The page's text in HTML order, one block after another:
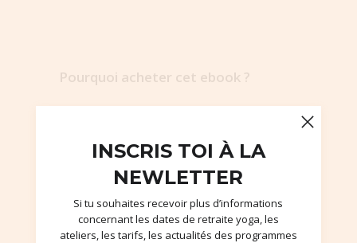
INSCRIS TOI À LA
NEWLETTER
Si tu souhaites recevoir plus d’informations
concernant les dates de retraite yoga, les
ateliers, les tarifs, les actualités des programmes
Pourquoi acheter cet ebook ?
un véritable guide sur ce que la
naturopathie peut apporter pour
l’endométriose et/ou l’adénomyose.